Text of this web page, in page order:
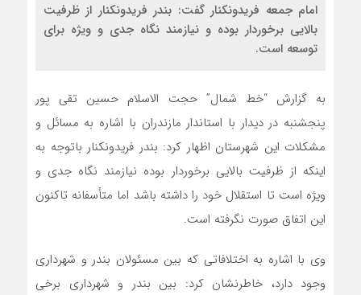
امام جمعه فریدونکنار گفت: بندر فریدونکنار از ظرفیت
بالایی برخوردار بوده و نیازمند نگاه جدی و ویژه برای
توسعه است.
به گزارش “خط شمال” حجت الاسلام حسین تقی پور
پنجشنبه در دیدار با استاندار مازندران با اشاره به مسائل و
مشکلات این شهرستان اظهار کرد: بندر فریدونکنار باتوجه به
اینکه از ظرفیت بالایی برخوردار بوده نیازمند نگاه جدی و
ویژه است تا استقلال خود را داشته باشد اما متأسفانه تاکنون
این اتفاق صورت نگرفته است.
وی با اشاره به اختلافاتی که بین مسئولان بندر و شهرداری
وجود دارد، خاطرنشان کرد: بین بندر و شهرداری برخی